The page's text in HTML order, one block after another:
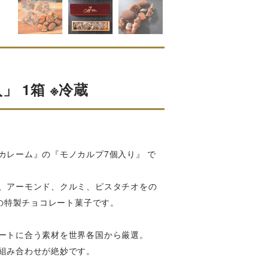
1箱 ※冷蔵
レーム』の『モノカルプ7個入り』 で
アーモンド、クルミ、ピスタチオをの
製チョコレート菓子です。
に合う素材を世界各国から厳選。
合わせが絶妙です。